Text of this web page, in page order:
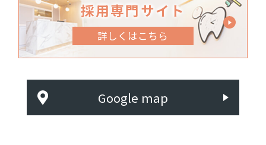
採用専門サイト
詳しくはこちら
Google map